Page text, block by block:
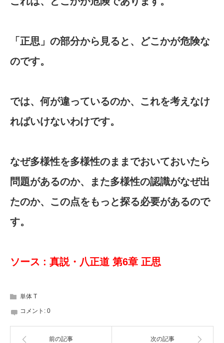
「正思」の部分から見ると、どこかが危険な
のです。
では、何が違っているのか、これを考えなけ
ればいけないわけです。
なぜ多様性を多様性のままでおいておいたら
問題があるのか、また多様性の認識がなぜ出
たのか、この点をもっと探る必要があるので
す。
ソース : 真説・八正道 第6章 正思
単体 T
コメント: 0
前の記事 次の記事